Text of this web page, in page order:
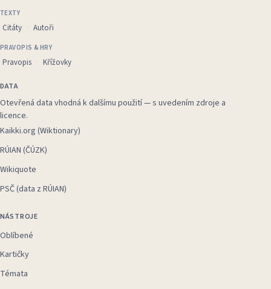
TEXTY
Citáty Autoři
PRAVOPIS & HRY
Pravopis Křížovky
DATA
Otevřená data vhodná k dalšímu použití — s uvedením zdroje a
licence.
Kaikki.org (Wiktionary)
RÚIAN (ČÚZK)
Wikiquote
PSČ (data z RÚIAN)
NÁSTROJE
Oblíbené
Kartičky
Témata